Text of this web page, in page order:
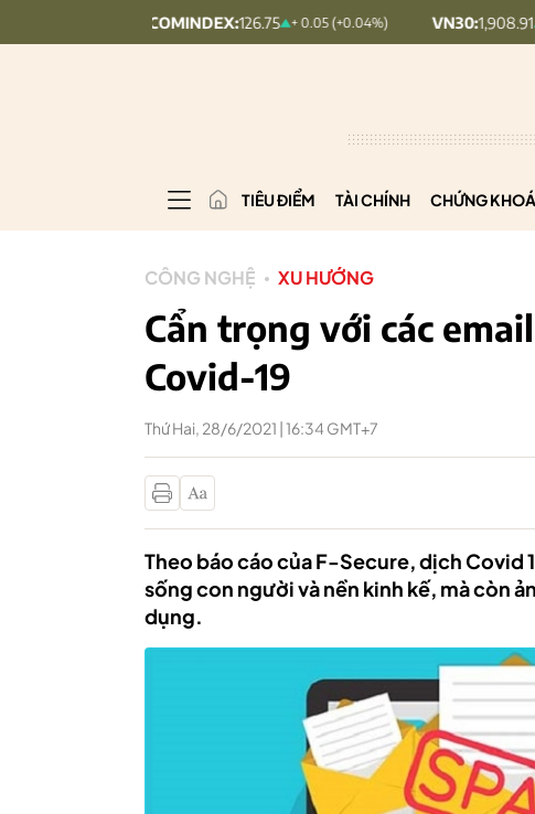
UPCOMINDEX:126.75 + 0.05 (+0.04%) VN30: 1,908.91 + 7.27
TIÊU ĐIỂM TÀI CHÍNH CHỨNG
CÔNG NGHỆ XU HƯỚNG
Cẩn trọng với các
Covid-19
Thứ Hai, 28/6/2021 | 16:34 GMT+7
Theo báo cáo của F-Secure, dịch Covid
sống con người và nền kinh kế, mà còn
dụng.